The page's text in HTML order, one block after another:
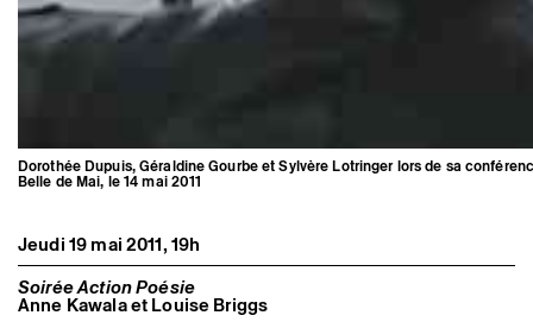
Dorothée Dupuis, Géraldine Gourbe et Sylvère Lotringer lors de sa
Belle de Mai, le 14 mai 2011
Jeudi 19 mai 2011, 19h
Soirée Action Poésie
Anne Kawala et Louise Briggs